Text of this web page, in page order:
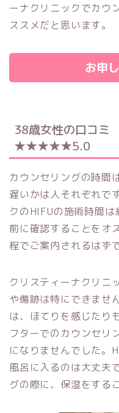
ーナクリニックでカウ
ススメだと思います。
お申
38歳女性の口コミ
★★★★★5.0
カウンセリングの時間
遅いかは人それぞれで
クのHIFUの施術時間
前に確認することをオ
程でご案内されるはず
クリスティーナクリニ
や傷跡は特にできませ
は、ほてりを感じたり
フターでのカウンセリ
になりませんでした。
風呂に入るのは大丈夫
グの際に、保湿をする